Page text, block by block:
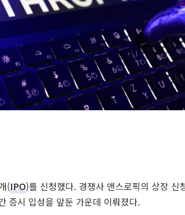
(IPO)를 신청했다. 경쟁사 앤스로픽의 상장 신
증시 입성을 앞둔 가운데 이뤄졌다.